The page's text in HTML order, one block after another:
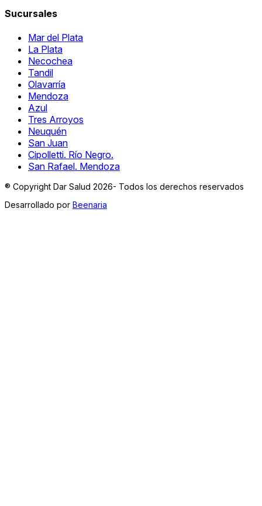
Sucursales
Mar del Plata
La Plata
Necochea
Tandil
Olavarría
Mendoza
Azul
Tres Arroyos
Neuquén
San Juan
Cipolletti. Río Negro.
San Rafael. Mendoza
® Copyright Dar Salud 2026- Todos los derechos reservados
Desarrollado por Beenaria